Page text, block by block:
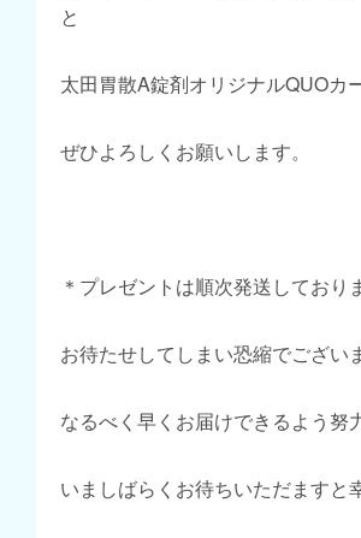
と
太田胃散A錠剤オリジナルQUOカ
ぜひよろしくお願いします。
＊プレゼントは順次発送しており
お待たせしてしまい恐縮でござい
なるべく早くお届けできるよう努
いましばらくお待ちいただますと